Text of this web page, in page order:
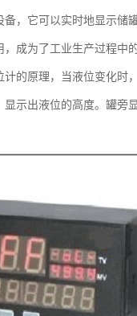
，它可以实时地显示
成为了工业生产过程中的
的原理，当液位变化
示出液位的高度。罐